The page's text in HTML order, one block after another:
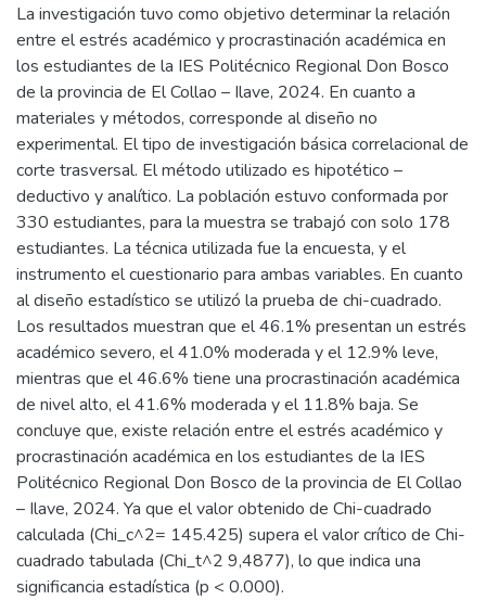
La investigación tuvo como objetivo determinar la relación
entre el estrés académico y procrastinación académica en
los estudiantes de la IES Politécnico Regional Don Bosco
de la provincia de El Collao – Ilave, 2024. En cuanto a
materiales y métodos, corresponde al diseño no
experimental. El tipo de investigación básica correlacional de
corte trasversal. El método utilizado es hipotético –
deductivo y analítico. La población estuvo conformada por
330 estudiantes, para la muestra se trabajó con solo 178
estudiantes. La técnica utilizada fue la encuesta, y el
instrumento el cuestionario para ambas variables. En cuanto
al diseño estadístico se utilizó la prueba de chi-cuadrado.
Los resultados muestran que el 46.1% presentan un estrés
académico severo, el 41.0% moderada y el 12.9% leve,
mientras que el 46.6% tiene una procrastinación académica
de nivel alto, el 41.6% moderada y el 11.8% baja. Se
concluye que, existe relación entre el estrés académico y
procrastinación académica en los estudiantes de la IES
Politécnico Regional Don Bosco de la provincia de El Collao
– Ilave, 2024. Ya que el valor obtenido de Chi-cuadrado
calculada (Chi_c^2= 145.425) supera el valor crítico de Chi-
cuadrado tabulada (Chi_t^2 9,4877), lo que indica una
significancia estadística (p < 0.000).